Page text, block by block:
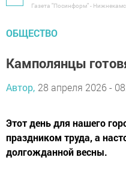
Газета "Посинформ" -
ОБЩЕСТВО
Камполянцы
Автор, 28 апреля 2026 -
Этот день для нашего
праздником труда, а
долгожданной весны.